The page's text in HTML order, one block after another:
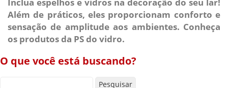
O que você está buscando?
Além de práticos, eles proporcionam conforto e
sensação de amplitude aos ambientes. Conheça
os produtos da PS do vidro.